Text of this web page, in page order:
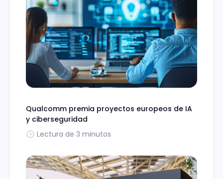
Qualcomm premia proyectos europeos de IA
y ciberseguridad
Lectura de 3 minutos